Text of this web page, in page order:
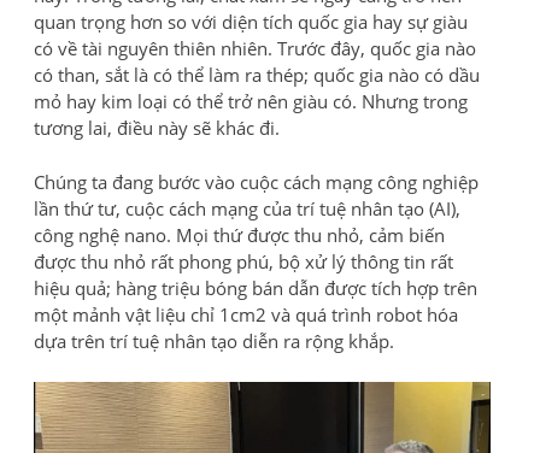
quan trọng hơn so với diện tích quốc gia hay sự giàu
có về tài nguyên thiên nhiên. Trước đây, quốc gia nào
có than, sắt là có thể làm ra thép; quốc gia nào có dầu
mỏ hay kim loại có thể trở nên giàu có. Nhưng trong
tương lai, điều này sẽ khác đi.
Chúng ta đang bước vào cuộc cách mạng công nghiệp
lần thứ tư, cuộc cách mạng của trí tuệ nhân tạo (AI),
công nghệ nano. Mọi thứ được thu nhỏ, cảm biến
được thu nhỏ rất phong phú, bộ xử lý thông tin rất
hiệu quả; hàng triệu bóng bán dẫn được tích hợp trên
một mảnh vật liệu chỉ 1cm2 và quá trình robot hóa
dựa trên trí tuệ nhân tạo diễn ra rộng khắp.